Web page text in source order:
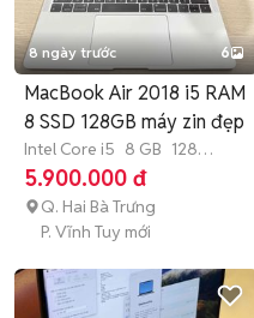
8 ngày trước 6
MacBook Air 2018 i5 RAM
8 SSD 128GB máy zin đẹp
Intel Core i5 8 GB 128
GB SSD
5.900.000 đ
Q. Hai Bà Trưng
P. Vĩnh Tuy mới